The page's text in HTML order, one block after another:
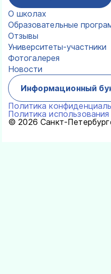
Политика
Политика
© 2026 Санкт-
О школах
Образовательные
Отзывы
Университеты-участники
Фотогалерея
Новости
Информационный